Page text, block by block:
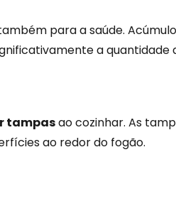
para a saúde.
a
tampasao cozinhar. As
ao redor do fogão.